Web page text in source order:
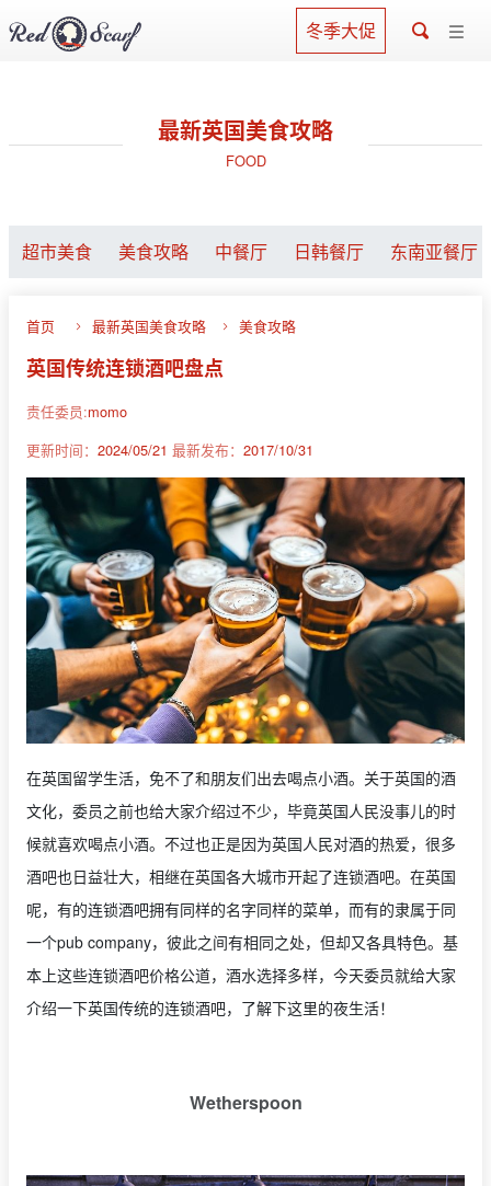
冬季大促
最新英国美食攻略
FOOD
超市美食 美食攻略 中餐厅 日韩餐厅 东南亚餐厅
首页 最新英国美食攻略 美食攻略
英国传统连锁酒吧盘点
责任委员:momo
更新时间： 2024/05/21 最新发布： 2017/10/31
在英国留学生活，免不了和朋友们出去喝点小酒。关于英国的酒
文化，委员之前也给大家介绍过不少，毕竟英国人民没事儿的时
候就喜欢喝点小酒。不过也正是因为英国人民对酒的热爱，很多
酒吧也日益壮大，相继在英国各大城市开起了连锁酒吧。在英国
呢，有的连锁酒吧拥有同样的名字同样的菜单，而有的隶属于同
一个pub company，彼此之间有相同之处，但却又各具特色。基
本上这些连锁酒吧价格公道，酒水选择多样，今天委员就给大家
介绍一下英国传统的连锁酒吧，了解下这里的夜生活！
Wetherspoon